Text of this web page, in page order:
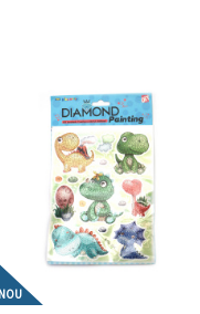
NOU